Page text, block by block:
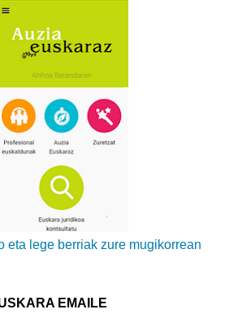
eta lege berriak zure mugikorrean
EMAILE